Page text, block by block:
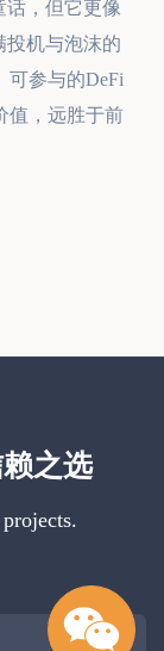
话，但它更像
投机与泡沫的
可参与的DeFi
值，远胜于前
之选